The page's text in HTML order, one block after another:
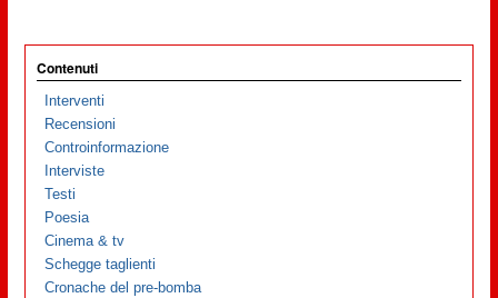
Contenuti
Interventi
Recensioni
Controinformazione
Interviste
Testi
Poesia
Cinema & tv
Schegge taglienti
Cronache del pre-bomba